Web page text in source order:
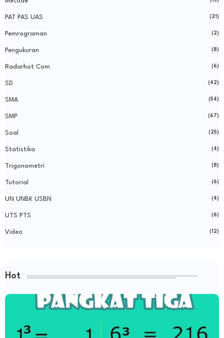
PAT PAS UAS (21)
Pemrograman (2)
Pengukuran (8)
Radarhot Com (6)
SD (42)
SMA (54)
SMP (67)
Soal (25)
Statistika (4)
Trigonometri (8)
Tutorial (6)
UN UNBK USBN (4)
UTS PTS (6)
Video (12)
Hot